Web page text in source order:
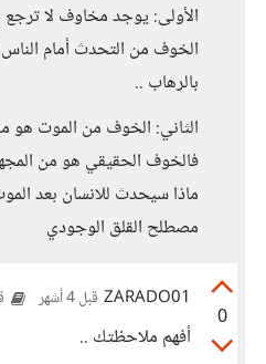
الأولى: يوجد مخاوف لا
الخوف من التحدث أمام
بالرهاب ..
الثاني: الخوف من الموت هو
فالخوف الحقيقي هو من
ماذا سيحدث للانسان بعد
مصطلح القلق الوجودي
0
ZARADO01 قبل 4 أشهر
أفهم ملاحظتك ..